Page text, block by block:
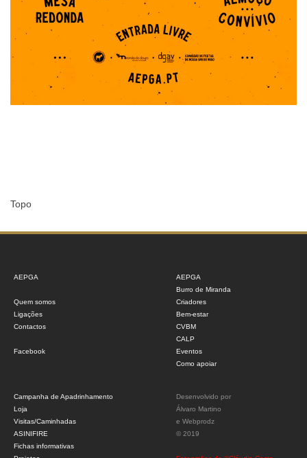
Topo
AEPGA
Quem somos
Ligações
Contactos
Facebook
AEPGA
Burro de Miranda
Criadores
Bem-estar
CVBM
CALP
Eventos
Como apoiar
Campanha de Apadrinhamento
Loja
Visitas/Caminhadas
ASINIFIRE
Fichas informativas
Desenvolvido por
Álvaro Martino
e Webprodz
© 2019